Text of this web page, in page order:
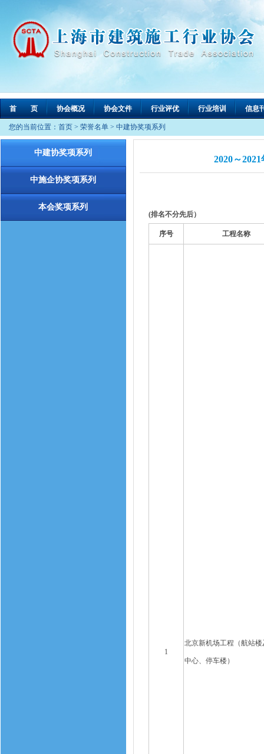
首 页 协会概况 协会文件 行业评优 行业培训 信息
您的当前位置： 首页 > 荣誉名单 > 中建协奖项系列
中建协奖项系列
中施企协奖项系列
本会奖项系列
2020～
(排名不分先后）
序号 工程名称
1
北京新机场工程（航站楼
中心、停车楼）